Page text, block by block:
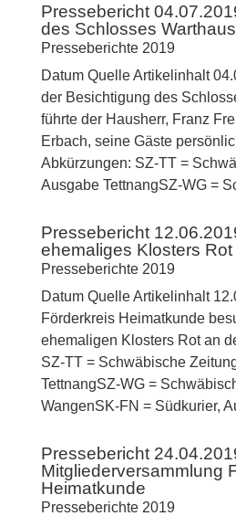
Pressebericht
des Schlosses
Presseberichte 2019
Datum Quelle Artikelinhalt
der Besichtigung des
führte der Hausherr, Franz
Erbach, seine Gäste
Abkürzungen: SZ-TT =
Ausgabe TettnangSZ-WG =
Pressebericht
ehemaliges Klosters
Presseberichte 2019
Datum Quelle Artikelinhalt
Förderkreis Heimatkunde
ehemaligen Klosters Rot an
SZ-TT = Schwäbische
TettnangSZ-WG =
WangenSK-FN = Südkurier,
Pressebericht
Mitgliederversammlung
Heimatkunde
Presseberichte 2019